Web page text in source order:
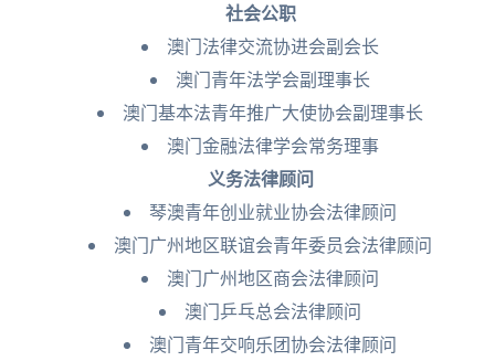
社会公职
澳门法律交流协进会副会长
澳门青年法学会副理事长
澳门基本法青年推广大使协会副理事长
澳门金融法律学会常务理事
义务法律顾问
琴澳青年创业就业协会法律顾问
澳门广州地区联谊会青年委员会法律顾问
澳门广州地区商会法律顾问
澳门乒乓总会法律顾问
澳门青年交响乐团协会法律顾问